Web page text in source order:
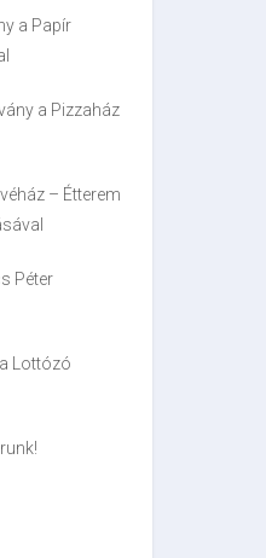
a Papír
a Pizzaház
– Étterem
Péter
Lottózó